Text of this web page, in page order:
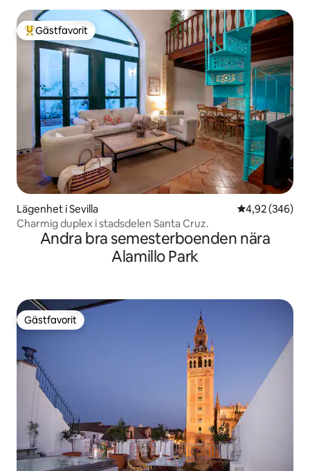
Populär gästfavorit
Gästfavorit
Lägenhet i Sevilla 4,92 av 5 i
4,92 (346)
Charmig duplex i stadsdelen Santa Cruz.
Andra bra semesterboenden nära
Alamillo Park
Gästfavorit
Gästfavorit